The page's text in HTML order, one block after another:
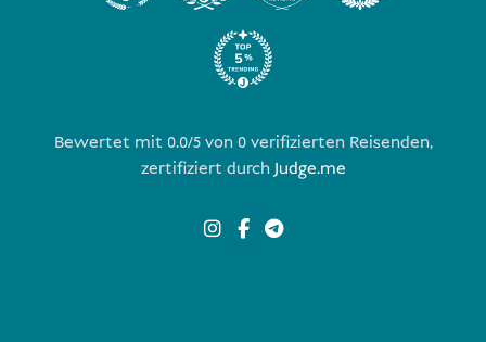
Bewertet mit 0.0/5 von 0verifizierten Reisenden,
zertifiziert durch Judge.me